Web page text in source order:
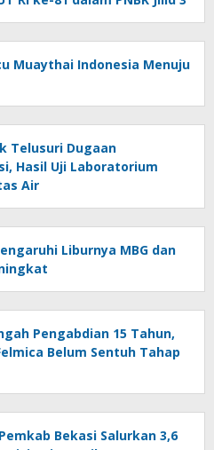
Muaythai Indonesia Menuju
Telusuri Dugaan
Hasil Uji Laboratorium
Air
Liburnya MBG dan
Pengabdian 15 Tahun,
Belum Sentuh Tahap
Bekasi Salurkan 3,6